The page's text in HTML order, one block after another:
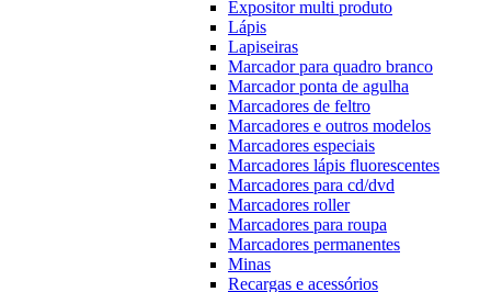
Expositor multi produto
Lápis
Lapiseiras
Marcador para quadro branco
Marcador ponta de agulha
Marcadores de feltro
Marcadores e outros modelos
Marcadores especiais
Marcadores lápis fluorescentes
Marcadores para cd/dvd
Marcadores roller
Marcadores para roupa
Marcadores permanentes
Minas
Recargas e acessórios